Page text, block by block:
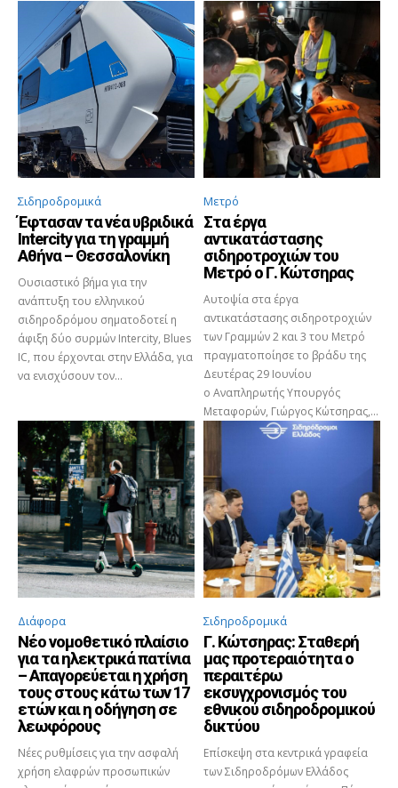
Σιδηροδρομικά
Έφτασαν τα νέα υβριδικά
Intercity για τη γραμμή
Αθήνα – Θεσσαλονίκη
Ουσιαστικό βήμα για την
ανάπτυξη του ελληνικού
σιδηροδρόμου σηματοδοτεί η
άφιξη δύο συρμών Intercity, Blues
IC, που έρχονται στην Ελλάδα, για
να ενισχύσουν τον...
Μετρό
Στα έργα
αντικατάστασης
σιδηροτροχιών του
Μετρό ο Γ. Κώτσηρας
Αυτοψία στα έργα
αντικατάστασης σιδηροτροχιών
των Γραμμών 2 και 3 του Μετρό
πραγματοποίησε το βράδυ της
Δευτέρας 29 Ιουνίου
ο Αναπληρωτής Υπουργός
Μεταφορών, Γιώργος Κώτσηρας,...
Διάφορα
Νέο νομοθετικό πλαίσιο
για τα ηλεκτρικά πατίνια
– Απαγορεύεται η χρήση
τους στους κάτω των 17
ετών και η οδήγηση σε
λεωφόρους
Νέες ρυθμίσεις για την ασφαλή
χρήση ελαφρών προσωπικών
Σιδηροδρομικά
Γ. Κώτσηρας: Σταθερή
μας προτεραιότητα ο
περαιτέρω
εκσυγχρονισμός του
εθνικού σιδηροδρομικού
δικτύου
Επίσκεψη στα κεντρικά γραφεία
των Σιδηροδρόμων Ελλάδος